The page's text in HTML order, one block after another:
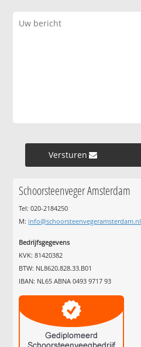
Versturen »
Schoorsteenveger Amsterdam
Tel: 020-2184250
M: info@schoorsteenvegeramsterdam.nl
Bedrijfsgegevens
KVK: 81420382
BTW: NL8620.828.33.B01
IBAN: NL65 ABNA 0493 9717 93